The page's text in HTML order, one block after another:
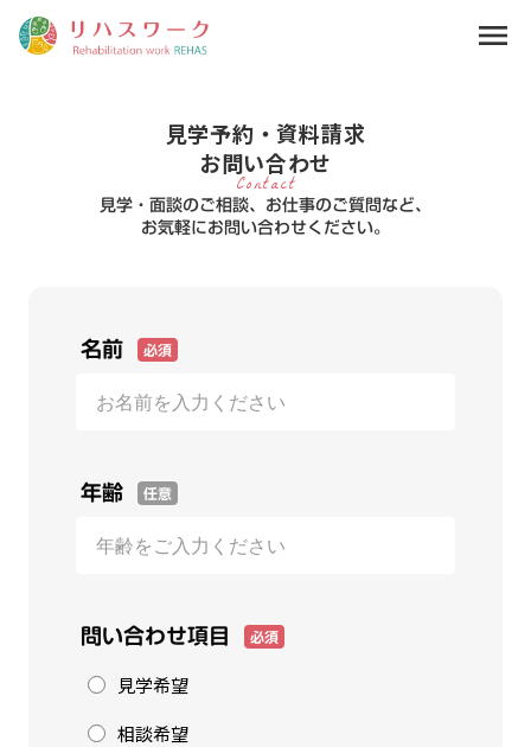
見学予約・資料請求
お問い合わせ
Contact
見学・面談のご相談、お仕事のご質問など、
お気軽にお問い合わせください。
menu
名前 必須
年齢 任意
問い合わせ項目 必須
見学希望
相談希望